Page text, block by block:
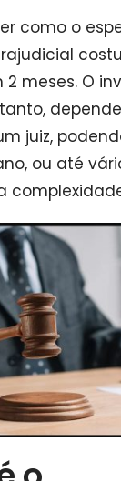
como o
meses. O
juiz,
ou até